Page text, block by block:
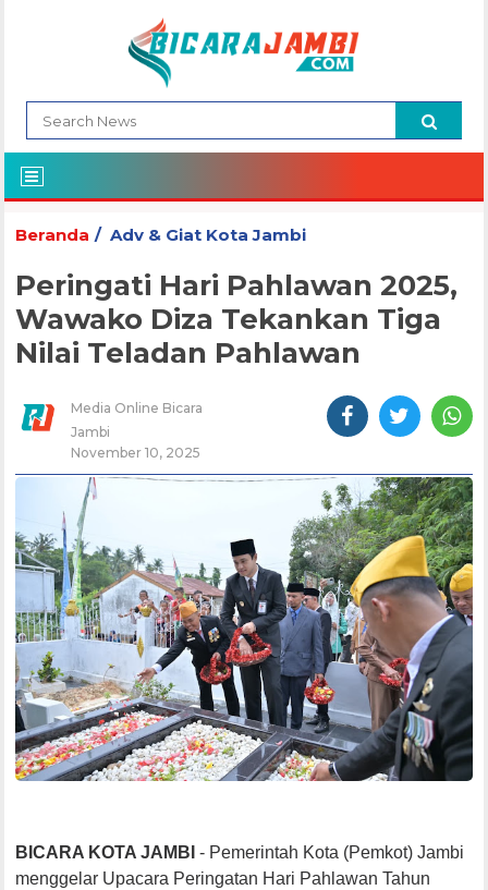
Beranda Adv & Giat Kota Jambi
Peringati Hari Pahlawan 2025,
Wawako Diza Tekankan Tiga
Nilai Teladan Pahlawan
Media Online Bicara
Jambi
November 10, 2025
BICARA KOTA JAMBI - Pemerintah Kota (Pemkot) Jambi
menggelar Upacara Peringatan Hari Pahlawan Tahun